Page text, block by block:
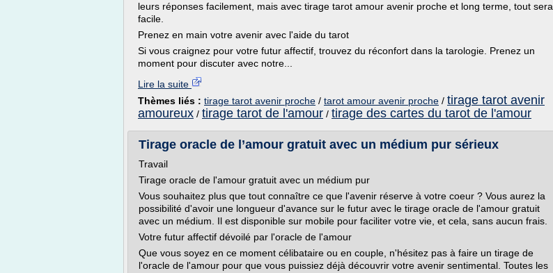
leurs réponses facilement, mais avec tirage tarot amour avenir proche et long terme, tout sera
facile.
Prenez en main votre avenir avec l'aide du tarot
Si vous craignez pour votre futur affectif, trouvez du réconfort dans la tarologie. Prenez un
moment pour discuter avec notre...
Lire la suite
Thèmes liés : tirage tarot avenir proche / tarot amour avenir proche / tirage tarot avenir
amoureux / tirage tarot de l'amour / tirage des cartes du tarot de l'amour
Tirage oracle de l’amour gratuit avec un médium pur sérieux
Travail
Tirage oracle de l'amour gratuit avec un médium pur
Vous souhaitez plus que tout connaître ce que l'avenir réserve à votre coeur ? Vous aurez la
possibilité d'avoir une longueur d'avance sur le futur avec le tirage oracle de l'amour gratuit
avec un médium. Il est disponible sur mobile pour faciliter votre vie, et cela, sans aucun frais.
Votre futur affectif dévoilé par l'oracle de l'amour
Que vous soyez en ce moment célibataire ou en couple, n'hésitez pas à faire un tirage de
l'oracle de l'amour pour que vous puissiez déjà découvrir votre avenir sentimental. Toutes les